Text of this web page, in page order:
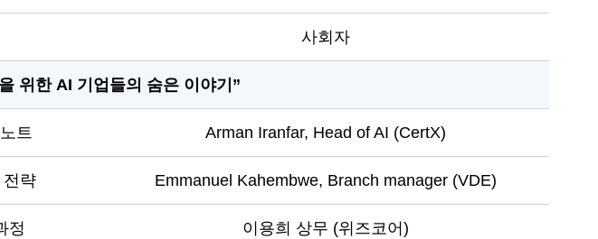
사회자
위한 AI 기업들의 숨은 이야기”
트 Arman Iranfar, Head of AI (CertX)
략 Emmanuel Kahembwe, Branch manager (VDE)
정 이용희 상무 (위즈코어)